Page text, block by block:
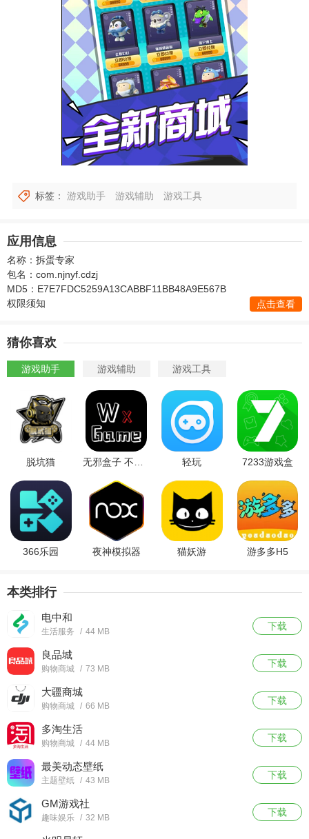
标签： 游戏助手 游戏辅助 游戏工具
应用信息
名称：拆蛋专家
包名：com.njnyf.cdzj
MD5：E7E7FDC5259A13CABBF11BB48A9E567B
权限须知
点击查看
猜你喜欢
游戏助手 游戏辅助 游戏工具
脱坑猫 轻玩 7233游戏盒
366乐园 夜神模拟器 猫妖游 游多多H5
本类排行
电中和
生活服务 / 44 MB 下载
良品城
购物商城 / 73 MB 下载
大疆商城
购物商城 / 66 MB 下载
多淘生活
购物商城 / 44 MB 下载
最美动态壁纸
主题壁纸 / 43 MB 下载
GM游戏社
趣味娱乐 / 32 MB 下载